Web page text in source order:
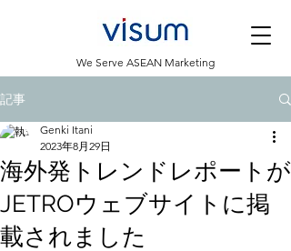
​We Serve ASEAN Marketing
記事
海外発トレンドレポートが
JETROウェブサイトに掲
載されました
Genki Itani
2023年8月29日